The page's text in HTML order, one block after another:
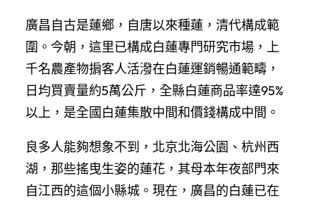
廣昌自古是蓮鄉，自唐以來種蓮，清代構成範
圍。今朝，這里已構成白蓮專門研究市場，上
千名農產物掮客人活潑在白蓮運銷暢通範疇，
日均買賣量約5萬公斤，全縣白蓮商品率達95%
以上，是全國白蓮集散中間和價錢構成中間。
良多人能夠想象不到，北京北海公園、杭州西
湖，那些搖曳生姿的蓮花，其母本年夜部門來
自江西的這個小縣城。現在，廣昌的白蓮已在